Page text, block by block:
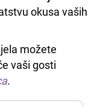
okusa vaših
možete
vaši gosti
.